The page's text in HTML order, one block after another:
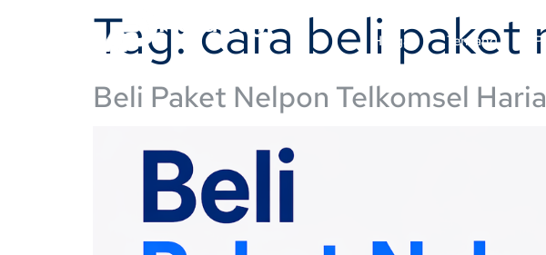
Rajapay
Harga Tentang
Tag: cara beli paket
Beli Paket Nelpon Telkomsel